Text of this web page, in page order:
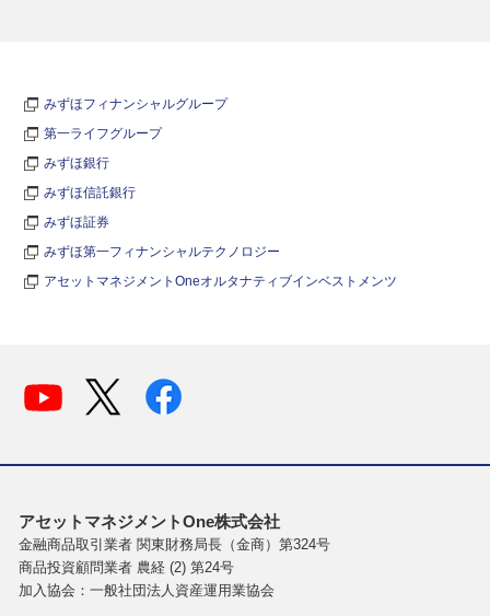
みずほフィナンシャルグループ
第一ライフグループ
みずほ銀行
みずほ信託銀行
みずほ証券
みずほ第一フィナンシャルテクノロジー
アセットマネジメントOneオルタナティブインベストメンツ
アセットマネジメントOne株式会社
金融商品取引業者 関東財務局長（金商）第324号
商品投資顧問業者 農経 (2) 第24号
加入協会：一般社団法人資産運用業協会